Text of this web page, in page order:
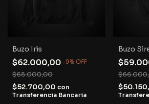
Buzo Iris
$62.000,00 -9% OFF
$68.000,00
$52.700,00 con
Transferencia Bancaria
Buzo